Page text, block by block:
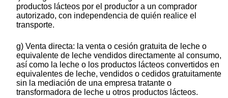
productos lácteos por el productor a un comprador
autorizado, con independencia de quién realice el
transporte.
g) Venta directa: la venta o cesión gratuita de leche o
equivalente de leche vendidos directamente al consumo,
así como la leche o los productos lácteos convertidos en
equivalentes de leche, vendidos o cedidos gratuitamente
sin la mediación de una empresa tratante o
transformadora de leche u otros productos lácteos.